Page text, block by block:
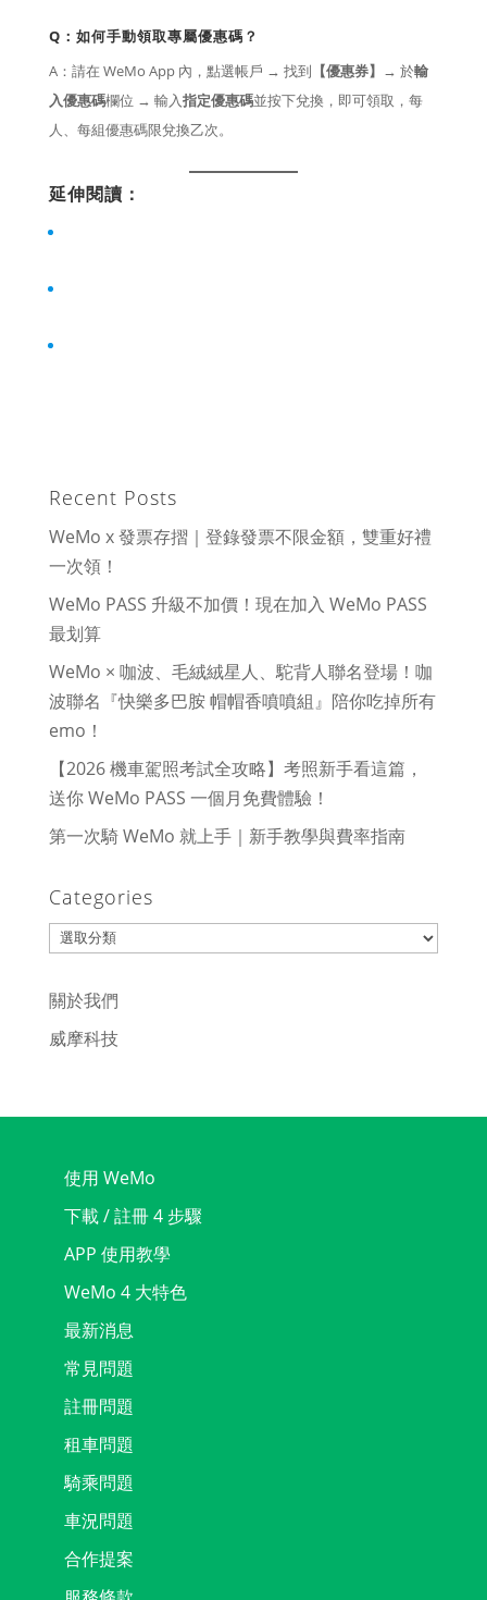
Q：如何手動領取專屬優惠碼？
A：請在 WeMo App 內，點選帳戶 → 找到 【優惠券】 → 於輸
入優惠碼欄位 → 輸入指定優惠碼並按下兌換，即可領取，每
人、每組優惠碼限兌換乙次。
延伸閱讀：
Recent Posts
WeMo x 發票存摺｜登錄發票不限金額，雙重好禮
一次領！
WeMo PASS 升級不加價！現在加入 WeMo PASS
最划算
WeMo × 咖波、毛絨絨星人、駝背人聯名登場！咖
波聯名『快樂多巴胺 帽帽香噴噴組』陪你吃掉所有
emo！
【2026 機車駕照考試全攻略】考照新手看這篇，
送你 WeMo PASS 一個月免費體驗！
第一次騎 WeMo 就上手｜新手教學與費率指南
Categories
Categories
關於我們
威摩科技
使用 WeMo
下載 / 註冊 4 步驟
APP 使用教學
WeMo 4 大特色
最新消息
常見問題
註冊問題
租車問題
騎乘問題
車況問題
合作提案